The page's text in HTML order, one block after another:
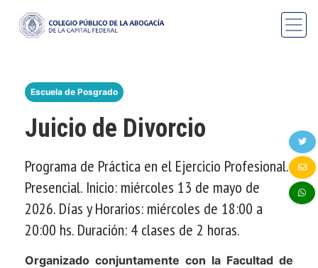
Escuela de Posgrado
Juicio de Divorcio
Programa de Práctica en el Ejercicio Profesional.
Presencial. Inicio: miércoles 13 de mayo de
2026. Días y Horarios: miércoles de 18:00 a
20:00 hs. Duración: 4 clases de 2 horas.
Organizado conjuntamente con la Facultad de